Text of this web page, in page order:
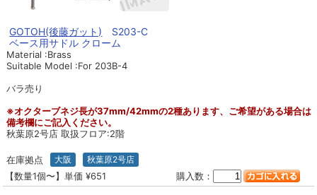
GOTOH(後藤ガット) S203-C
ベース用サドル クローム
Material :Brass
Suitable Model :For 203B-4
バラ売り
※オクターブネジ長が37mm/42mmの2種あります、ご希望がある場合は
備考欄にご記入ください。
秋葉原2号店 取扱フロア:2階
在庫拠点 大阪 秋葉原2号店
【数量1個〜】単価 ¥651 購入数：